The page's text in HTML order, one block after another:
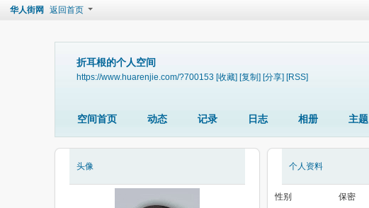
华人街网 返回首页
折耳根的个人空间
https://www.huarenjie.com/?700153 [收藏] [复制] [分享] [RSS]
空间首页 动态 记录 日志 相册 主题
头像 个人资料
性别
保密